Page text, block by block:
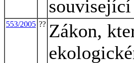
553/2005 ?? Zákon,